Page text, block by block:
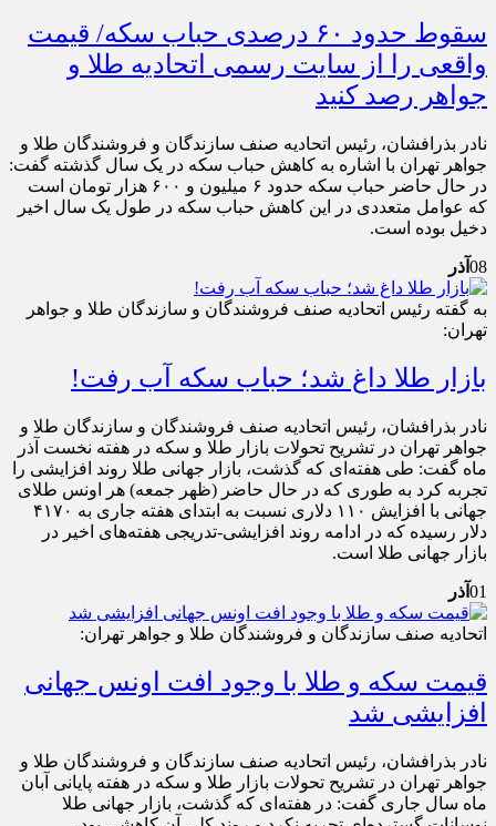
سقوط حدود ۶٠ درصدی حباب سکه/ قیمت
واقعی را از سایت رسمی اتحادیه طلا و
جواهر رصد کنید
نادر بذرافشان، رئیس اتحادیه صنف سازندگان و فروشندگان طلا و
جواهر تهران با اشاره به کاهش حباب سکه در یک سال گذشته گفت:
در حال حاضر حباب سکه حدود ۶ میلیون و ۶۰۰ هزار تومان است
که عوامل متعددی در این کاهش حباب سکه در طول یک سال اخیر
دخیل بوده است.
08 آذر
به گفته رئیس اتحادیه صنف فروشندگان و سازندگان طلا و جواهر
تهران:
بازار طلا داغ شد؛ حباب سکه آب رفت!
نادر بذرافشان، رئیس اتحادیه صنف فروشندگان و سازندگان طلا و
جواهر تهران در تشریح تحولات بازار طلا و سکه در هفته نخست آذر
ماه گفت: طی هفته‌ای که گذشت، بازار جهانی طلا روند افزایشی را
تجربه کرد به طوری که در حال حاضر (ظهر جمعه) هر اونس طلای
جهانی با افزایش ۱۱۰ دلاری نسبت به ابتدای هفته جاری به ۴۱۷۰
دلار رسیده که در ادامه روند افزایشی-تدریجی هفته‌های اخیر در
بازار جهانی طلا است.
01 آذر
اتحادیه صنف سازندگان و فروشندگان طلا و جواهر تهران:
قیمت سکه و طلا با وجود افت اونس جهانی
افزایشی شد
نادر بذرافشان، رئیس اتحادیه صنف سازندگان و فروشندگان طلا و
جواهر تهران در تشریح تحولات بازار طلا و سکه در هفته پایانی آبان
ماه سال جاری گفت: در هفته‌ای که گذشت، بازار جهانی طلا